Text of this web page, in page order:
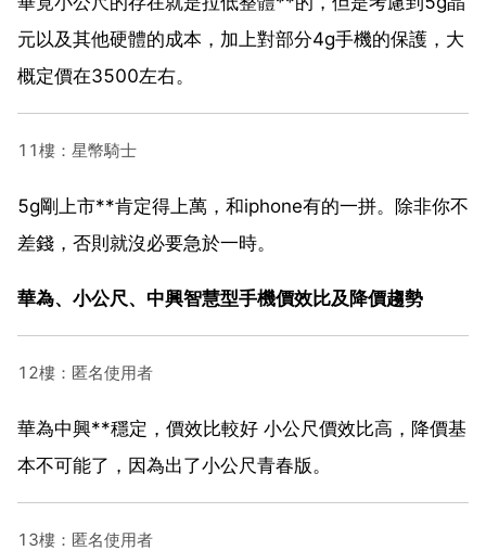
元以及其他硬體的成本，加上對部分4g手機的保護，大
概定價在3500左右。
11樓：星幣騎士
5g剛上市**肯定得上萬，和iphone有的一拼。除非你不
差錢，否則就沒必要急於一時。
華為、小公尺、中興智慧型手機價效比及降價趨勢
12樓：匿名使用者
華為中興**穩定，價效比較好 小公尺價效比高，降價基
本不可能了，因為出了小公尺青春版。
13樓：匿名使用者